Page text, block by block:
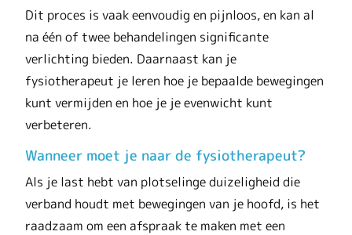
Dit proces is vaak eenvoudig en pijnloos, en kan al
na één of twee behandelingen significante
verlichting bieden. Daarnaast kan je
fysiotherapeut je leren hoe je bepaalde bewegingen
kunt vermijden en hoe je je evenwicht kunt
verbeteren.
Wanneer moet je naar de fysiotherapeut?
Als je last hebt van plotselinge duizeligheid die
verband houdt met bewegingen van je hoofd, is het
raadzaam om een afspraak te maken met een